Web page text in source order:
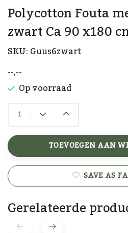
Polycotton Fouta
zwart Ca 90 x180
SKU:Guus6zwart
--,--
Op voorraad
TOEVOEGEN AAN
SAVE AS
Gerelateerde